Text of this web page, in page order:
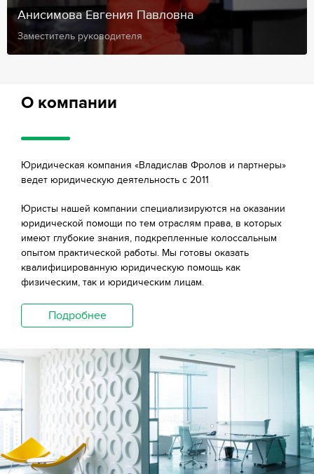
Анисимова Евгения Павловна
Заместитель руководителя
О компании
Юридическая компания «Владислав Фролов и партнеры»
ведет юридическую деятельность с 2011
Юристы нашей компании специализируются на оказании
юридической помощи по тем отраслям права, в которых
имеют глубокие знания, подкрепленные колоссальным
опытом практической работы. Мы готовы оказать
квалифицированную юридическую помощь как
физическим, так и юридическим лицам.
Подробнее